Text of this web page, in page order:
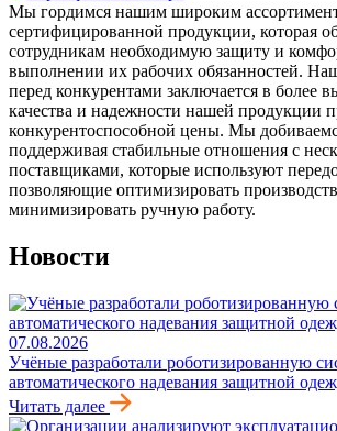
Мы гордимся нашим широким
сертифицированной продукции, которая
сотрудникам необходимую защиту и
выполнении их рабочих обязанностей.
перед конкурентами заключается в более
качества и надежности нашей продукции
конкурентоспособной цены. Мы
поддерживая стабильные отношения с
поставщиками, которые используют
позволяющие оптимизировать
минимизировать ручную работу.
Новости
07.08.2026
Учёные разработали роботизированную
автоматического надевания защитной
Читать далее